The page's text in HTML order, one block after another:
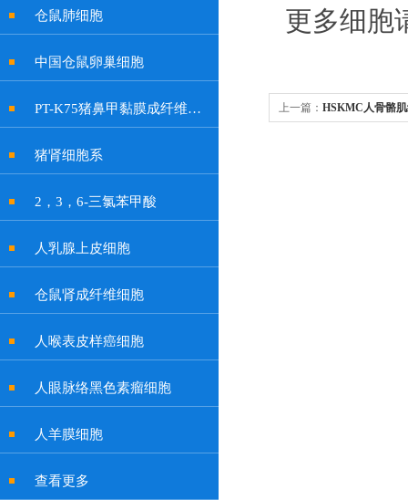
仓鼠肺细胞
中国仓鼠卵巢细胞
PT-K75猪鼻甲黏膜成纤维贴壁细胞系
猪肾细胞系
2，3，6-三氯苯甲酸
人乳腺上皮细胞
仓鼠肾成纤维细胞
人喉表皮样癌细胞
人眼脉络黑色素瘤细胞
人羊膜细胞
查看更多
更多细胞
上一篇： HSKMC人骨骼